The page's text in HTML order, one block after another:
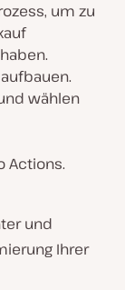
um zu
wählen
Actions.
und
Ihrer